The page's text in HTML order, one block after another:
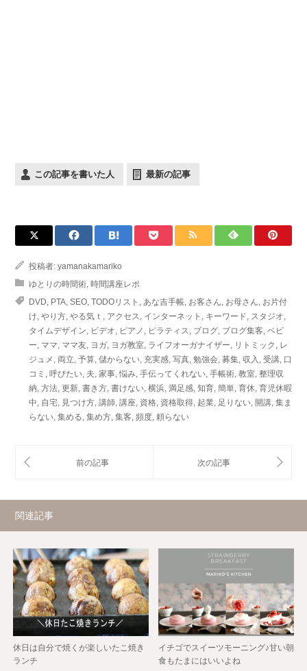
この記事を書いた人 最新の記事
投稿者: yamanakamariko
ゆとりの時間術, 時間講座レポ
DVD, PTA, SEO, TODOリスト , あな吉手帳, お客さん, お母さん, お片付
け, やり方, やる気ｔ , アクセス, インターネット , キーワード, スタジオ,
タイムデザイン, ビデオ, ピアノ , ピラティス, ブログ, ブログ集客, ベビ
ー, ママ, ママ友, ヨガ, ヨガ教室, ライフオーガナイザー, リトミック , レ
ジュメ , 両立, 予算, 儲からない, 充実感, 写真, 勉強会, 募集, 収入 , 受講, 口
コミ , 呼びたい, 夫, 家事, 悩み, 手伝ってくれない, 手帳術, 教室, 整理収
納, 方法, 更新, 書き方, 書けない, 横浜, 満足感, 知育, 簡単, 育休, 育児休暇
中, 自宅, 見つけ方, 講師, 講座, 資格, 資格取得, 起業, 足りない, 開講, 集ま
らない, 集める, 集め方, 集客, 頻度, 頼らない
関連記事
休日は自分で焼くが楽しいたこ焼き
ランチ
イチゴでスイーツモーニング♪甘い朝
食もたまにはいいよね